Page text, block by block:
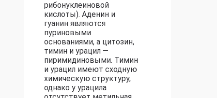
рибонуклеиновой
кислоты). Аденин и
гуанин являются
пуриновыми
основаниями, а цитозин,
тимин и урацил —
пиримидиновыми. Тимин
и урацил имеют сходную
химическую структуру,
однако у урацила